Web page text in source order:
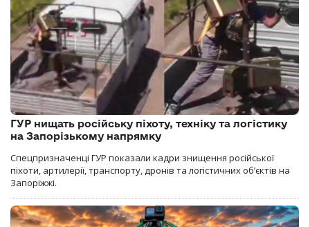
ГУР нищать російську піхоту, техніку та логістику
на Запорізькому напрямку
Спецпризначенці ГУР показали кадри знищення російської
піхоти, артилерії, транспорту, дронів та логістичних об’єктів на
Запоріжжі.